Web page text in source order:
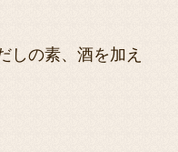
しの素、酒を加え